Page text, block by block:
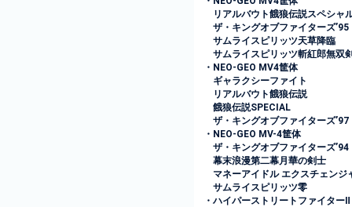
リアルバウト餓狼伝説スペシャ
ザ・キングオブファイターズ’95
サムライスピリッツ天草降臨
サムライスピリッツ斬紅郎無双剣
・NEO-GEO MV4筐体
ギャラクシーファイト
リアルバウト餓狼伝説
餓狼伝説SPECIAL
ザ・キングオブファイターズ’97
・NEO-GEO MV-4筐体
ザ・キングオブファイターズ’94
幕末浪漫第二幕月華の剣士
マネーアイドル エクスチェンジ
サムライスピリッツ零
・ハイパーストリートファイターⅡ